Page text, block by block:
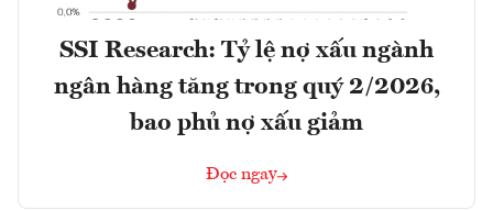
SSI Research: Tỷ lệ nợ xấu ngành
ngân hàng tăng trong quý 2/2026,
bao phủ nợ xấu giảm
Đọc ngay